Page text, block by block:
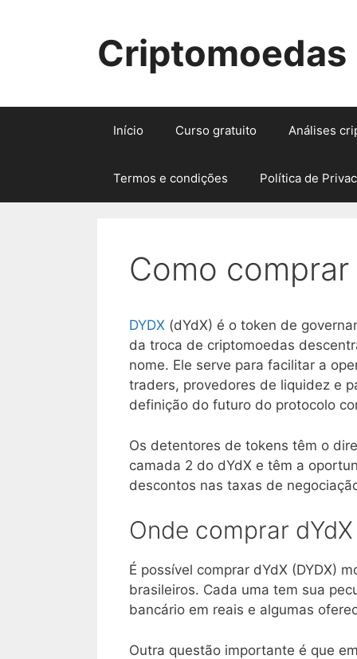
Criptomoedas
Início Curso gratuito Análises
Termos e condições Política de
Como comprar
DYDX (dYdX) é o token de
da troca de criptomoedas
nome. Ele serve para facilitar a
traders, provedores de liquidez e
definição do futuro do protocolo
Os detentores de tokens têm o
camada 2 do dYdX e têm a
descontos nas taxas de
Onde comprar
É possível comprar dYdX (DYDX)
brasileiros. Cada uma tem sua
bancário em reais e algumas
Outra questão importante é que